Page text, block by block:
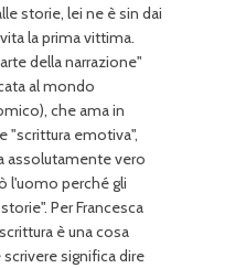
storie, lei ne è sin dai
la prima vittima.
della narrazione"
al mondo
che ama in
"scrittura emotiva",
assolutamente vero
l'uomo perché gli
Per Francesca
è una cosa
scrivere significa dire